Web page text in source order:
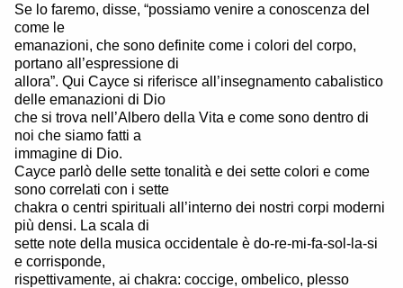
Se lo faremo, disse, “possiamo venire a conoscenza del
come le
emanazioni, che sono definite come i colori del corpo,
portano all’espressione di
allora”. Qui Cayce si riferisce all’insegnamento cabalistico
delle emanazioni di Dio
che si trova nell’Albero della Vita e come sono dentro di
noi che siamo fatti a
immagine di Dio.
Cayce parlò delle sette tonalità e dei sette colori e come
sono correlati con i sette
chakra o centri spirituali all’interno dei nostri corpi moderni
più densi. La scala di
sette note della musica occidentale è do-re-mi-fa-sol-la-si
e corrisponde,
rispettivamente, ai chakra: coccige, ombelico, plesso